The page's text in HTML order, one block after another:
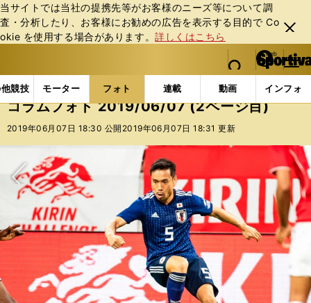
当サイトでは当社の提携先等がお客様のニーズ等について調
査・分析したり、お客様にお勧めの広告を表⽰する⽬的で Co
okie を使⽤する場合があります。詳しくはこちら
閉じ
る
web Sportiva (webスポルティーバ)
検索
マイペ
ー
ジ
メニュ
競技 モーター フォト 連載 動画 インフォ
b
ス
ポ
ル
ー
バ
フォトギャラリー コラムフォト コラムフォト
コラムフォト 2019/06/07 (2ページ目)
2019年06月07日 18:30 公開 2019年06月07日 18:31 更新
次へ